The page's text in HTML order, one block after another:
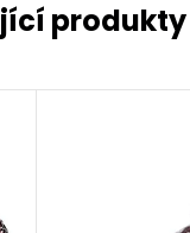
produkty